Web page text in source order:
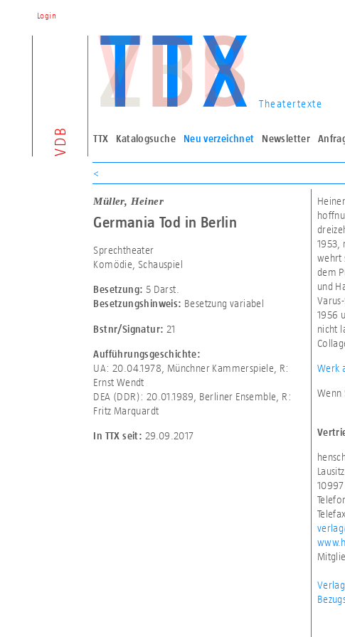
VDB
Theatertexte
TTX Katalogsuche Neu verzeichnet Newsletter
Login
<
Müller, Heiner
Germania Tod in Berlin
Sprechtheater
Komödie, Schauspiel
Besetzung: 5 Darst.
Besetzungshinweis: Besetzung variabel
Bstnr/Signatur: 21
Aufführungsgeschichte:
UA: 20.04.1978, Münchner Kammerspiele, R:
Ernst Wendt
DEA (DDR): 20.01.1989, Berliner Ensemble, R:
Fritz Marquardt
In TTX seit: 29.09.2017
1953,
wehrt
dem
und
1956
nicht
Werk
Wenn